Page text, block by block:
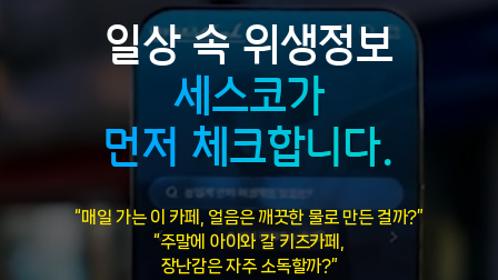
일상 속 위생정보
세스코가
먼저 체크합니다.
“매일 가는 이 카페, 얼음은 깨끗한 물로 만든 걸까?”
“주말에 아이와 갈 키즈카페,
장난감은 자주 소독할까?”